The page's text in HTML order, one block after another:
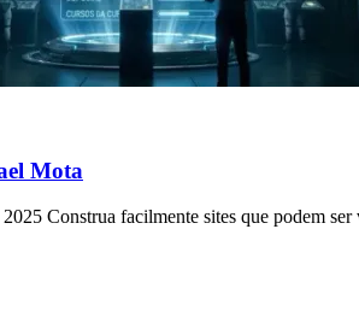
Mota
Construa facilmente sites que podem